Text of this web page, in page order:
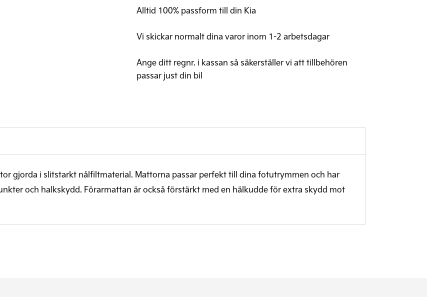
standard
Alltid 100% passform till din Kia
Vi skickar normalt dina varor inom 1-2 arbetsdagar
Ange ditt regnr. i kassan så säkerställer vi att tillbehören
passar just din bil
gjorda i slitstarkt nålfiltmaterial. Mattorna passar perfekt till dina fotutrymmen och har
och halkskydd. Förarmattan är också förstärkt med en hälkudde för extra skydd mot